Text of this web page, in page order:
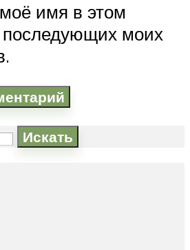
имя в этом
последующих моих
Искать